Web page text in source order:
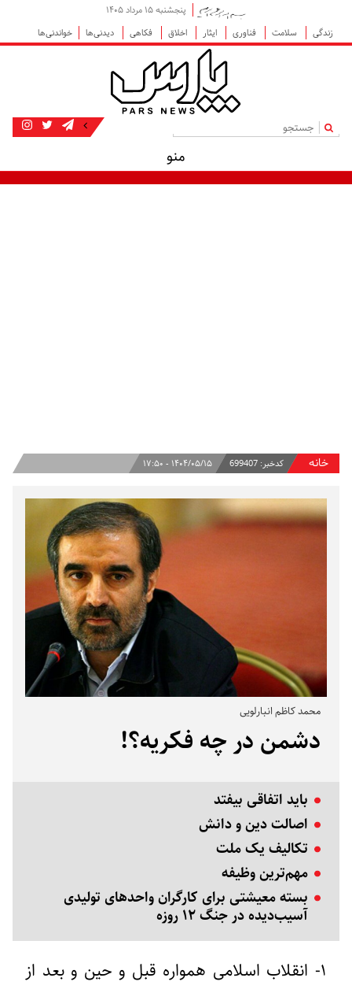
پنجشنبه ۱۵ مرداد ۱۴۰۵
زندگی
سلامت فناوری ایثار اخلاق فکاهی دیدنی‌ها خواندنی‌ها
|
منو
خانه کدخبر: 699407 ۱۴۰۴/۰۵/۱۵ - ۱۷:۵۰
محمد کاظم انبارلویی
دشمن در چه فکریه؟!
باید اتفاقی بیفتد
اصالت دین و دانش
تکالیف یک ملت
مهم‌ترین وظیفه
بسته معیشتی برای کارگران واحدهای تولیدی
آسیب‌دیده در جنگ ۱۲ روزه
۱- انقلاب اسلامی همواره قبل و حین و بعد از